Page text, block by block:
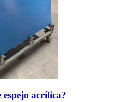
espejo acrílica?